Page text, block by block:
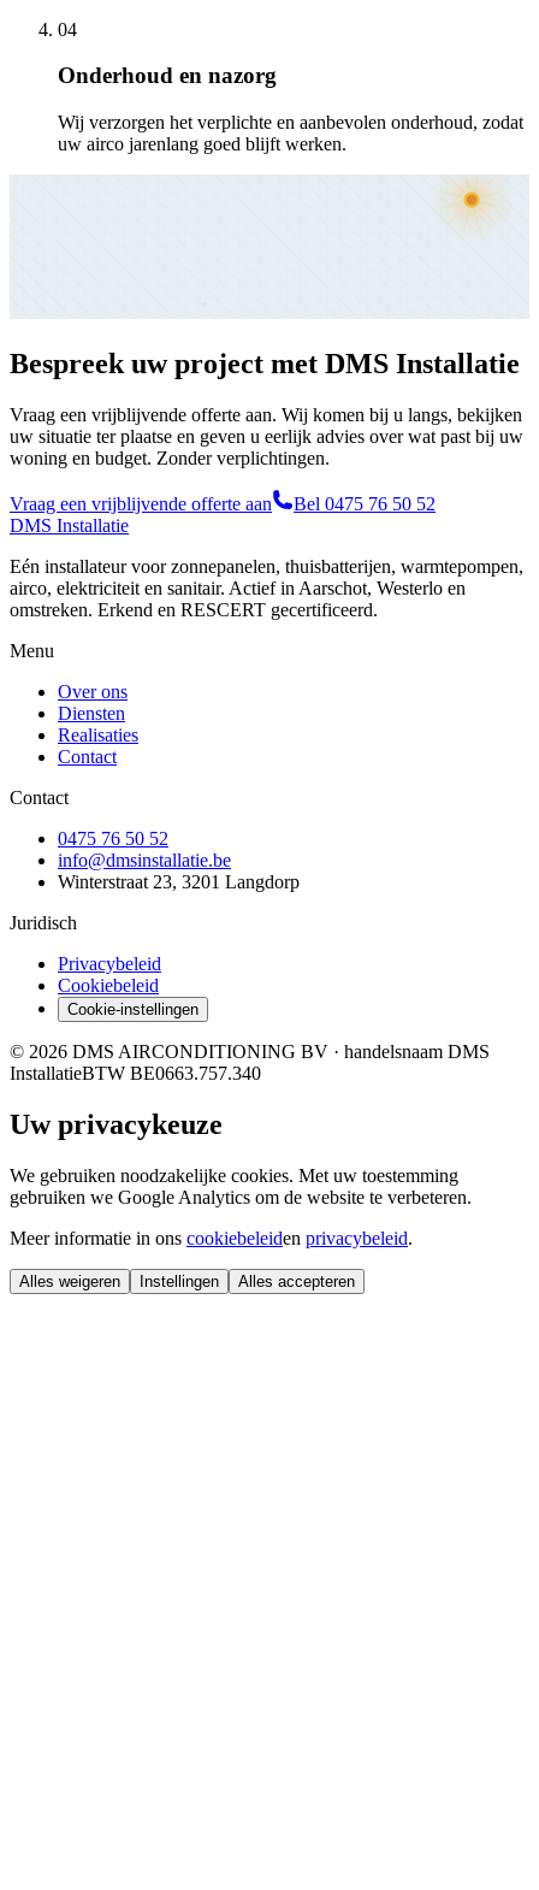
04
Onderhoud en nazorg
Wij verzorgen het verplichte en aanbevolen onderhoud, zodat
uw airco jarenlang goed blijft werken.
Bespreek uw project met DMS Installatie
Vraag een vrijblijvende offerte aan. Wij komen bij u langs, bekijken
uw situatie ter plaatse en geven u eerlijk advies over wat past bij uw
woning en budget. Zonder verplichtingen.
Vraag een vrijblijvende offerte aan
Bel 0475 76 50 52
DMS Installatie
Eén installateur voor zonnepanelen, thuisbatterijen, warmtepompen,
airco, elektriciteit en sanitair. Actief in Aarschot, Westerlo en
omstreken. Erkend en RESCERT gecertificeerd.
Menu
Over ons
Diensten
Realisaties
Contact
Contact
0475 76 50 52
info@dmsinstallatie.be
Winterstraat 23, 3201 Langdorp
Juridisch
Privacybeleid
Cookiebeleid
Cookie-instellingen
© 2026 DMS AIRCONDITIONING BV · handelsnaam DMS
InstallatieBTW BE0663.757.340
Uw privacykeuze
We gebruiken noodzakelijke cookies. Met uw toestemming
gebruiken we Google Analytics om de website te verbeteren.
Meer informatie in ons cookiebeleiden privacybeleid.
Alles weigeren Instellingen Alles accepteren